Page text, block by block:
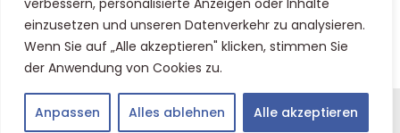
verbessern, personalisierte Anzeigen oder Inhalte
einzusetzen und unseren Datenverkehr zu analysieren.
Wenn Sie auf „Alle akzeptieren" klicken, stimmen Sie
der Anwendung von Cookies zu.
Anpassen Alles ablehnen Alle akzeptieren
KONTAKT